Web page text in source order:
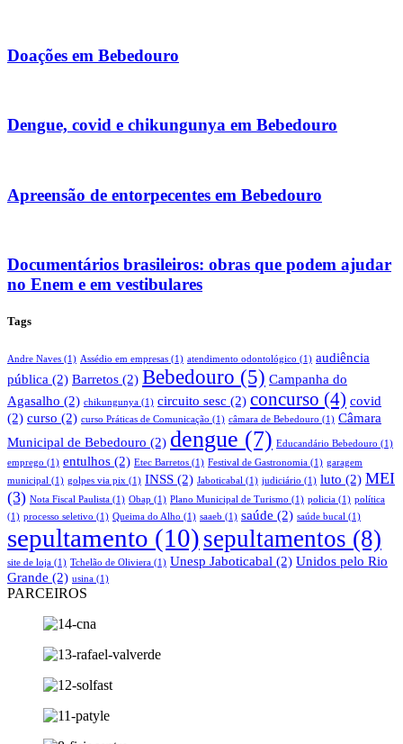
Doações em Bebedouro
Dengue, covid e chikungunya em Bebedouro
Apreensão de entorpecentes em Bebedouro
Documentários brasileiros: obras que podem ajudar
no Enem e em vestibulares
Tags
Andre Naves (1) Assédio em empresas (1) atendimento odontológico (1) audiência
pública (2) Barretos (2) Bebedouro (5) Campanha do
Agasalho (2) chikungunya (1) circuito sesc (2) concurso (4) covid
(2) curso (2) curso Práticas de Comunicação (1) câmara de Bebedouro (1) Câmara
Municipal de Bebedouro (2) dengue (7) Educandário Bebedouro (1)
emprego (1) entulhos (2) Etec Barretos (1) Festival de Gastronomia (1) garagem
municipal (1) golpes via pix (1) INSS (2) Jaboticabal (1) judiciário (1) luto (2) MEI
(3) Nota Fiscal Paulista (1) Obap (1) Plano Municipal de Turismo (1) policia (1) política
(1) processo seletivo (1) Queima do Alho (1) saaeb (1) saúde (2) saúde bucal (1)
sepultamento (10) sepultamentos (8)
site de loja (1) Tchelão de Oliviera (1) Unesp Jaboticabal (2) Unidos pelo Rio
Grande (2) usina (1)
PARCEIROS